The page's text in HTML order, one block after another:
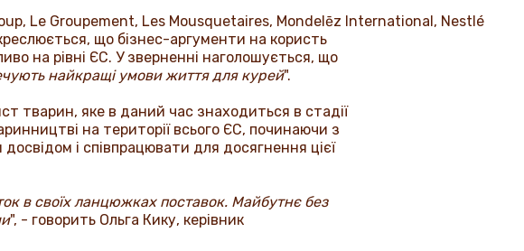
, Le Groupement, Les Mousquetaires, Mondelēz International, Nestlé
що бізнес-аргументи на користь
на рівні ЄС. У зверненні наголошується, що
найкращі умови життя для курей".
тварин, яке в даний час знаходиться в стадії
на території всього ЄС, починаючи з
і співпрацювати для досягнення цієї
в своїх ланцюжках поставок. Майбутнє без
", - говорить Ольга Кику, керівник